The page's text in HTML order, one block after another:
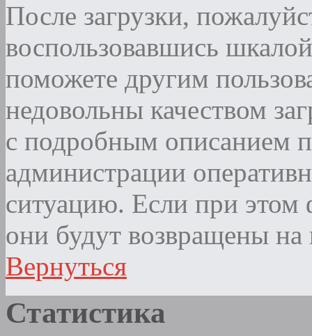
После загрузки,
воспользовавшись
поможете другим
недовольны качеством
с подробным описанием
администрации
ситуацию. Если при этом
они будут возвращены на
Вернуться
Статистика